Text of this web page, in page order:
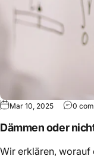
Mar 10, 2025 0
Dämmen oder
Wir erklären, worauf